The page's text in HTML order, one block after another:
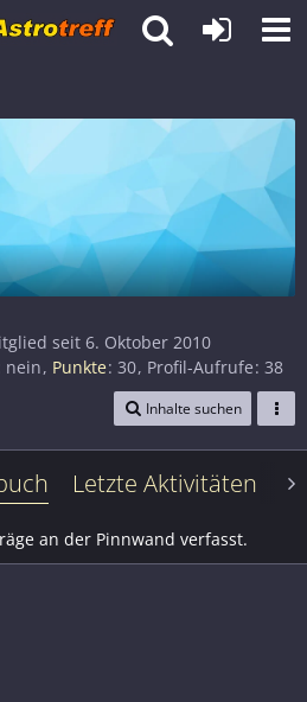
seit 6. Oktober 2010
nein Punkte 30 Profil-Aufrufe 38
Inhalte suchen
Letzte Aktivitäten
an der Pinnwand verfasst.